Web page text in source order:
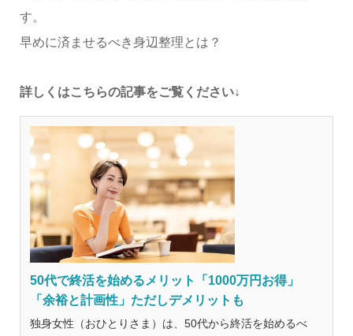
す。
早めに済ませるべき身辺整理とは？
詳しくはこちらの記事をご覧ください↓
50代で終活を始めるメリット「1000万円お得」
「余裕と計画性」ただしデメリットも
独身女性（おひとりさま）は、50代から終活を始めるべ